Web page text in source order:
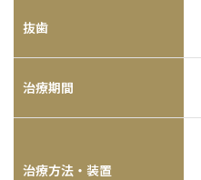
抜歯
治療期間
治療方法・装置